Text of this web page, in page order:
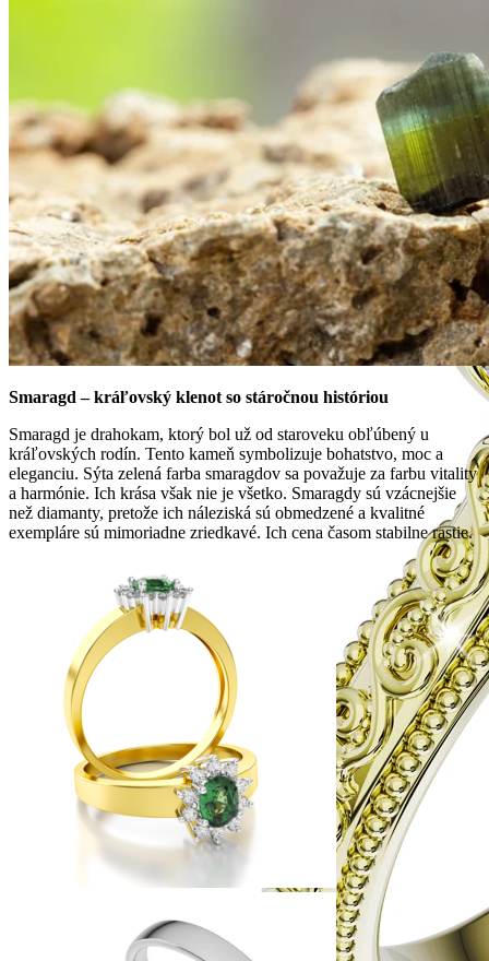
Mistique Love
Zásnubné prstne z kolekcie Mistique Love.
Smaragd – kráľovský klenot so stáročnou históriou
Smaragd je drahokam, ktorý bol už od staroveku obľúbený u
kráľovských rodín. Tento kameň symbolizuje bohatstvo, moc a
eleganciu. Sýta zelená farba smaragdov sa považuje za farbu vitality
a harmónie. Ich krása však nie je všetko. Smaragdy sú vzácnejšie
než diamanty, pretože ich náleziská sú obmedzené a kvalitné
exempláre sú mimoriadne zriedkavé. Ich cena časom stabilne rastie.